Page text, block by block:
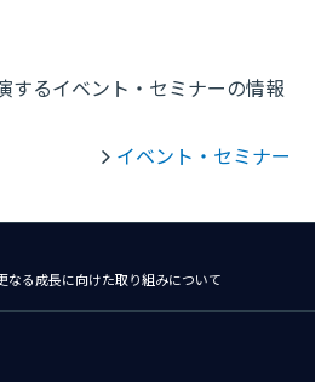
するイベント・セミナーの情報
イベント・セミナー
なる成長に向けた取り組みについて